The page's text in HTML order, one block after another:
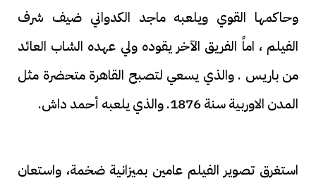
وحاكمها القوي ويلعبه ماجد الكدواني ضيف شرف
الفيلم ، اماً الفريق الآخر يقوده ولي عهده الشاب العائد
من باريس . والذي يسعي لتصبح القاهرة متحضرة مثل
المدن الاوربية سنة 1876. والذي يلعبه أحمد داش.
استغرق تصوير الفيلم عامين بميزانية ضخمة، واستعان